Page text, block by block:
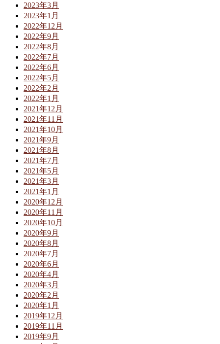
2023年3月
2023年1月
2022年12月
2022年9月
2022年8月
2022年7月
2022年6月
2022年5月
2022年2月
2022年1月
2021年12月
2021年11月
2021年10月
2021年9月
2021年8月
2021年7月
2021年5月
2021年3月
2021年1月
2020年12月
2020年11月
2020年10月
2020年9月
2020年8月
2020年7月
2020年6月
2020年4月
2020年3月
2020年2月
2020年1月
2019年12月
2019年11月
2019年9月